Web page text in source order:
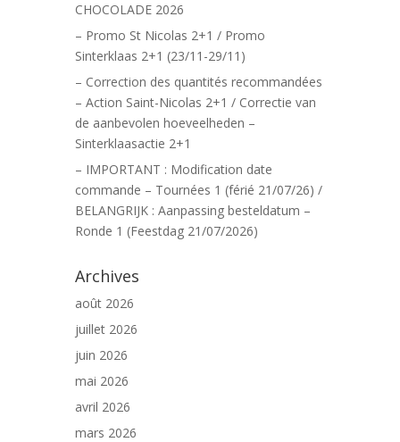
CHOCOLADE 2026
– Promo St Nicolas 2+1 / Promo
Sinterklaas 2+1 (23/11-29/11)
– Correction des quantités recommandées
– Action Saint-Nicolas 2+1 / Correctie van
de aanbevolen hoeveelheden –
Sinterklaasactie 2+1
– IMPORTANT : Modification date
commande – Tournées 1 (férié 21/07/26) /
BELANGRIJK : Aanpassing besteldatum –
Ronde 1 (Feestdag 21/07/2026)
Archives
août 2026
juillet 2026
juin 2026
mai 2026
avril 2026
mars 2026